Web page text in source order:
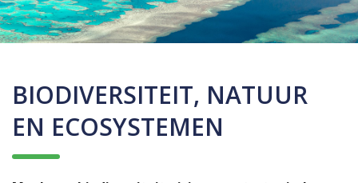
BIODIVERSITEIT, NATUUR
EN ECOSYSTEMEN